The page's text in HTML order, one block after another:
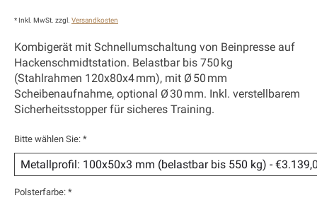
* Inkl. MwSt. zzgl. Versandkosten
Kombigerät mit Schnellumschaltung von Beinpresse auf
Hackenschmidtstation. Belastbar bis 750 kg
(Stahlrahmen 120x80x4 mm), mit Ø 50 mm
Scheibenaufnahme, optional Ø 30 mm. Inkl. verstellbarem
Sicherheitsstopper für sicheres Training.
Bitte wählen Sie: *
Polsterfarbe: *